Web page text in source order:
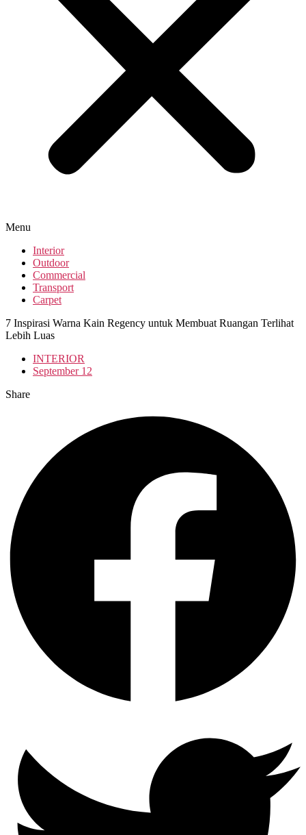
Menu
Interior
Outdoor
Commercial
Transport
Carpet
7 Inspirasi Warna Kain Regency untuk Membuat Ruangan Terlihat
Lebih Luas
INTERIOR
September 12
Share